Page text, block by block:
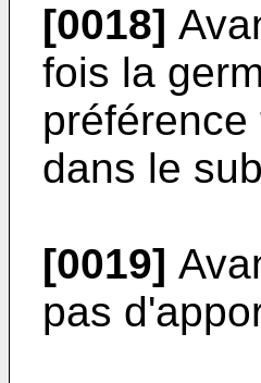
[0018]
fois la
dans le
[0019]
pas